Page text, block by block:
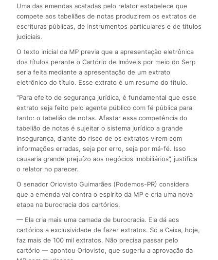
Uma das emendas acatadas pelo relator estabelece que
compete aos tabeliães de notas produzirem os extratos de
escrituras públicas, de instrumentos particulares e de títulos
judiciais.
O texto inicial da MP previa que a apresentação eletrônica
dos títulos perante o Cartório de Imóveis por meio do Serp
seria feita mediante a apresentação de um extrato
eletrônico do título. Esse extrato é um resumo do título.
“Para efeito de segurança jurídica, é fundamental que esse
extrato seja feito pelo agente público com fé pública para
tanto: o tabelião de notas. Afastar essa competência do
tabelião de notas é sujeitar o sistema jurídico a grande
insegurança, diante do risco de os extratos virem com
informações erradas, seja por erro, seja por má-fé. Isso
causaria grande prejuízo aos negócios imobiliários”, justifica
o relator no parecer.
O senador Oriovisto Guimarães (Podemos-PR) considera
que a emenda vai contra o espírito da MP e cria uma nova
etapa na burocracia dos cartórios.
— Ela cria mais uma camada de burocracia. Ela dá aos
cartórios a exclusividade de fazer extratos. Só a Caixa, hoje,
faz mais de 100 mil extratos. Não precisa passar pelo
cartório — apontou Oriovisto, que sugeriu a aprovação da